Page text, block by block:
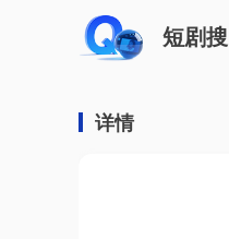
短剧搜
详情